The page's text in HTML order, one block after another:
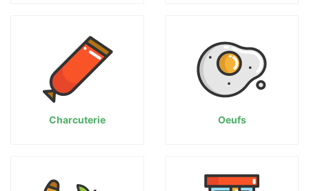
Charcuterie Oeufs